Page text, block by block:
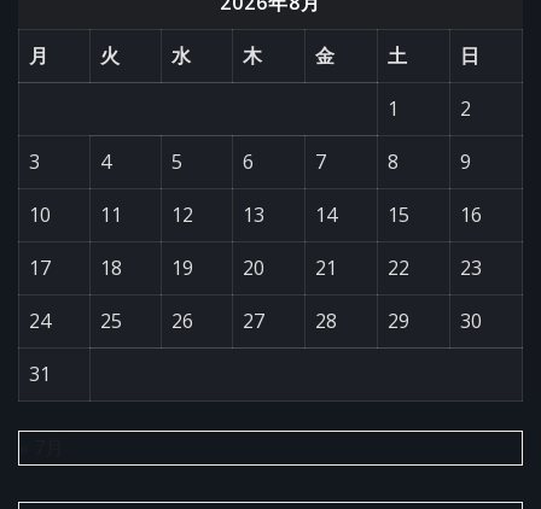
月
火 水 木 金 土
日
1
2
3
4 5 6 7 8
9
10
11 12 13 14 15
16
17
18 19 20 21 22
23
24
25 26 27 28 29
30
31